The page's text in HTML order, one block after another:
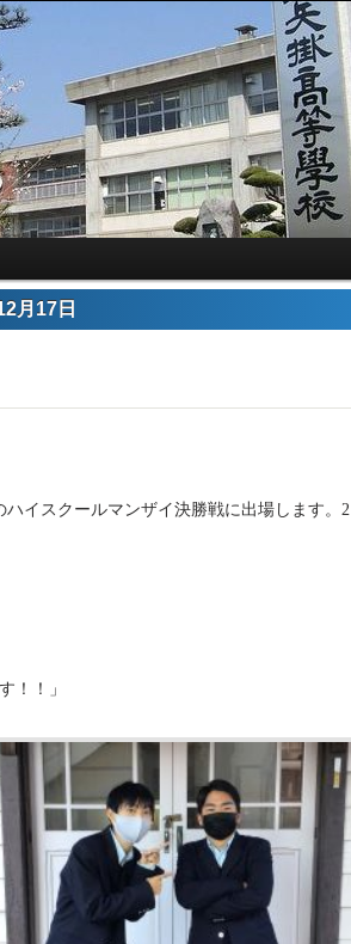
月17日
イスクールマンザイ決勝戦に出場します。2
！！」